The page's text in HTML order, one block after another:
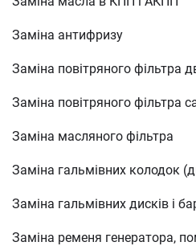
Заміна антифризу
Заміна повітряного фільтра
Заміна повітряного фільтра
Заміна масляного фільтра
Заміна гальмівних колодок
Заміна гальмівних дисків і
Заміна ременя генератора,